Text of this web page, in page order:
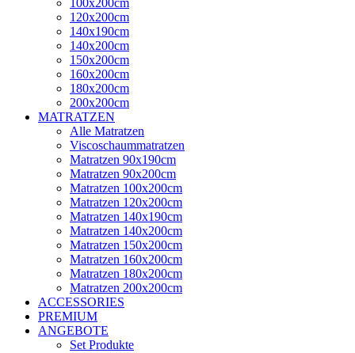
100x200cm
120x200cm
140x190cm
140x200cm
150x200cm
160x200cm
180x200cm
200x200cm
MATRATZEN
Alle Matratzen
Viscoschaummatratzen
Matratzen 90x190cm
Matratzen 90x200cm
Matratzen 100x200cm
Matratzen 120x200cm
Matratzen 140x190cm
Matratzen 140x200cm
Matratzen 150x200cm
Matratzen 160x200cm
Matratzen 180x200cm
Matratzen 200x200cm
ACCESSORIES
PREMIUM
ANGEBOTE
Set Produkte